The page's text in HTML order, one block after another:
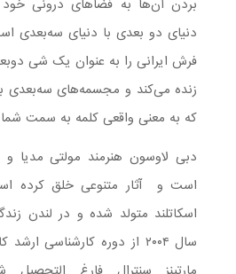
بردن آن‌ها به فضاهای درونی
دنیای دو بعدی با دنیای سه‌بعدی
فرش ایرانی را به عنوان یک شی
زنده می‌کند و مجسمه‌های سه‌بعدی
که به معنی واقعی کلمه به سمت شما
دبی لاوسون هنرمند مولتی مدیا و
است و آثار متنوعی خلق کرده
اسکاتلند متولد شده و در لندن
سال ۲۰۰۴ از دوره کارشناسی
مارتینز سنترال فارغ